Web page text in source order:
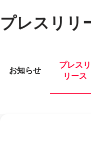
プレスリリ
お知らせ
プレスリ
リース